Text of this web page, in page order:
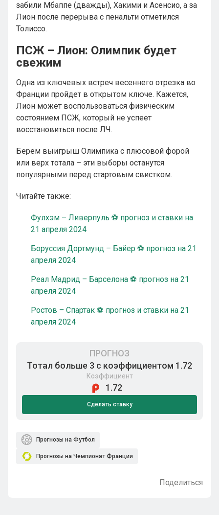
забили Мбаппе (дважды), Хакими и Асенсио, а за
Лион после перерыва с пенальти отметился
Толиссо.
ПСЖ – Лион: Олимпик будет
свежим
Одна из ключевых встреч весеннего отрезка во
Франции пройдет в открытом ключе. Кажется,
Лион может воспользоваться физическим
состоянием ПСЖ, который не успеет
восстановиться после ЛЧ.
Берем выигрыш Олимпика с плюсовой форой
или верх тотала – эти выборы останутся
популярными перед стартовым свистком.
Читайте также:
Фулхэм – Ливерпуль ⚽ прогноз и ставки на
21 апреля 2024
Боруссия Дортмунд – Байер ⚽ прогноз на 21
апреля 2024
Реал Мадрид – Барселона ⚽ прогноз на 21
апреля 2024
Ростов – Спартак ⚽ прогноз и ставки на 21
апреля 2024
ПРОГНОЗ
Тотал больше 3 с коэффициентом 1.72
Коэффициент
1.72
Сделать ставку
Прогнозы на Футбол
Прогнозы на Чемпионат Франции
Поделиться